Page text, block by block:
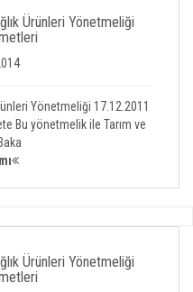
Ürünleri Yönetmeliği
Yönetmeliği 17.12.2011
Bu yönetmelik ile Tarım ve
Ürünleri Yönetmeliği